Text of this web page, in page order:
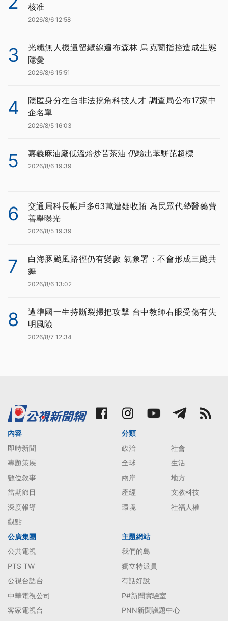
核准
2026/8/6 12:58
3
光纖無人機遺留纜線遍布森林 烏克蘭指控造成生態
隱憂
2026/8/6 15:51
4
隱匿身分在台非法挖角科技人才 調查局公布17家中
企名單
2026/8/5 16:03
5 嘉義麻油廠低溫焙炒苦茶油 仍驗出苯駢芘超標
2026/8/6 19:39
6
交通局科長帳戶多63萬遭疑收賄 為民眾代墊醫藥費
善舉曝光
2026/8/5 19:39
7
白海豚颱風路徑仍有變數 氣象署：不會形成三颱共
舞
2026/8/6 13:02
8
遭準國一生持斷裂掃把攻擊 台中教師右眼受傷有失
明風險
2026/8/7 12:34
內容
即時新聞
專題策展
數位敘事
當期節目
深度報導
觀點
分類
政治
社會
全球
生活
兩岸
地方
產經
文教科技
環境
社福人權
公廣集團
公共電視
PTS TW
公視台語台
中華電視公司
客家電視台
主題網站
我們的島
獨立特派員
有話好說
P#新聞實驗室
PNN新聞議題中心